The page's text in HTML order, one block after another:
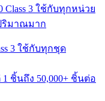
Class 3 ใช้กับทุกหน่วย
ริมาณมาก
3 ใช้กับทุกชุด
ชิ้นถึง 50,000+ ชิ้นต่อ